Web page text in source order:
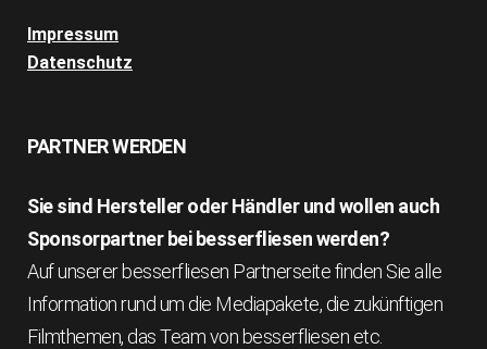
Impressum
Datenschutz
PARTNER WERDEN
Sie sind Hersteller oder Händler und wollen auch
Sponsorpartner bei besserfliesen werden?
Auf unserer besserfliesen Partnerseite finden Sie alle
Information rund um die Mediapakete, die zukünftigen
Filmthemen, das Team von besserfliesen etc.